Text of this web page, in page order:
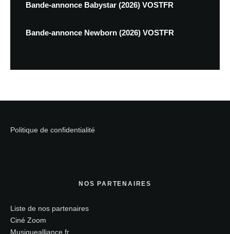
Bande-annonce Babystar (2026) VOSTFR
Bande-annonce Newborn (2026) VOSTFR
Politique de confidentialité
NOS PARTENAIRES
Liste de nos partenaires
Ciné Zoom
Musiquealliance.fr